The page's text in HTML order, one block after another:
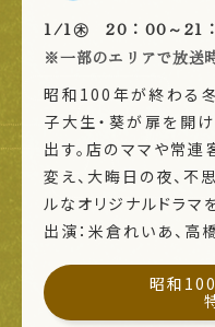
1/1㊍ 20：00～21
※一部のエリアで放送
昭和100年が終わる冬
子大生・葵が扉を開
出す。店のママや常
変え、大晦日の夜、不
ルなオリジナルドラマ
出演：米倉れいあ、高
昭和